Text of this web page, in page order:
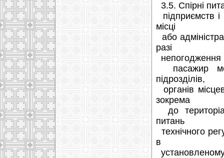
3.5. Спірні
підприємств
місці
або
разі
непогодження
пасажир
підрозділів,
органів
зокрема
до
питань
технічного
в